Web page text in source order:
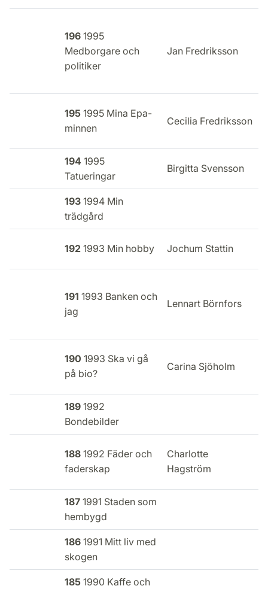
196 1995
Medborgare och
politiker
Jan Fredriksson
195 1995 Mina Epa-
minnen
Cecilia Fredriksson
194 1995
Tatueringar
Birgitta Svensson
193 1994 Min
trädgård
192 1993 Min hobby Jochum Stattin
191 1993 Banken och
jag
Lennart Börnfors
190 1993 Ska vi gå
på bio?
Carina Sjöholm
189 1992
Bondebilder
188 1992 Fäder och
faderskap
Charlotte
Hagström
187 1991 Staden som
hembygd
186 1991 Mitt liv med
skogen
185 1990 Kaffe och